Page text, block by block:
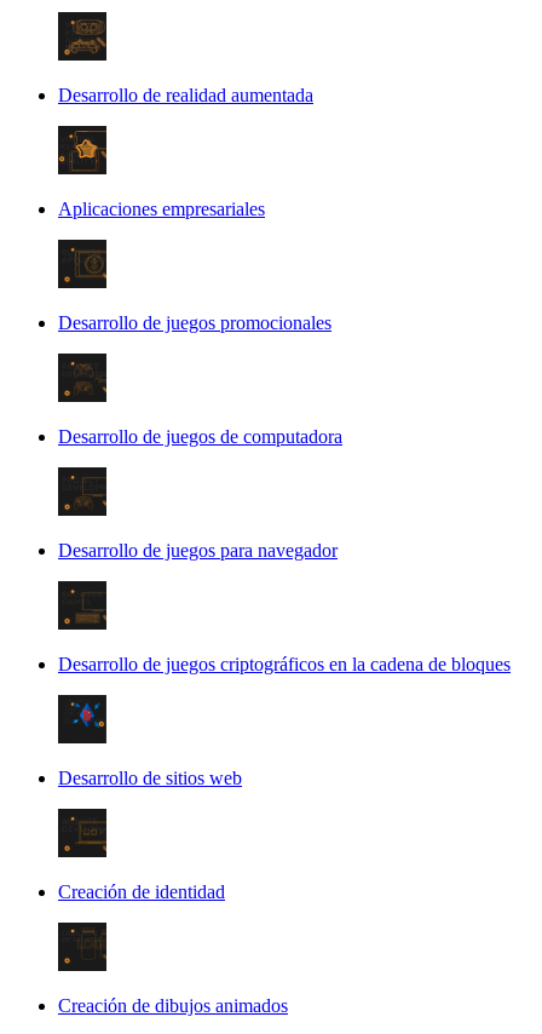
Desarrollo de realidad aumentada
Aplicaciones empresariales
Desarrollo de juegos promocionales
Desarrollo de juegos de computadora
Desarrollo de juegos para navegador
Desarrollo de juegos criptográficos en la cadena de bloques
Desarrollo de sitios web
Creación de identidad
Creación de dibujos animados